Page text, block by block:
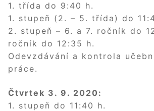
1. třída do 9:40 h.
1. stupeň (2. – 5. třída) do
2. stupeň – 6. a 7. ročník do
ročník do 12:35 h.
Odevzdávání a kontrola
práce.
Čtvrtek 3. 9. 2020:
1. stupeň do 11:40 h.